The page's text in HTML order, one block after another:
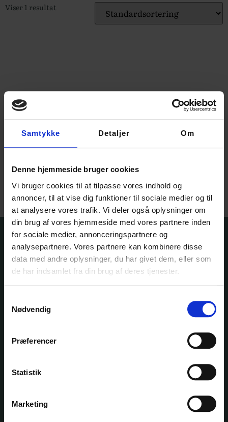
Samtykke Detaljer Om
Denne hjemmeside bruger cookies
Vi bruger cookies til at tilpasse vores indhold og
annoncer, til at vise dig funktioner til sociale medier og til
at analysere vores trafik. Vi deler også oplysninger om
din brug af vores hjemmeside med vores partnere inden
for sociale medier, annonceringspartnere og
analysepartnere. Vores partnere kan kombinere disse
data med andre oplysninger, du har givet dem, eller som
de har indsamlet fra din brug af deres tjenester.
Nødvendig
Præferencer
Statistik
Marketing
Viser 1 resultat
Merino lammeuld
Vælg muligheder
30 82 76 30
KATEGORIER